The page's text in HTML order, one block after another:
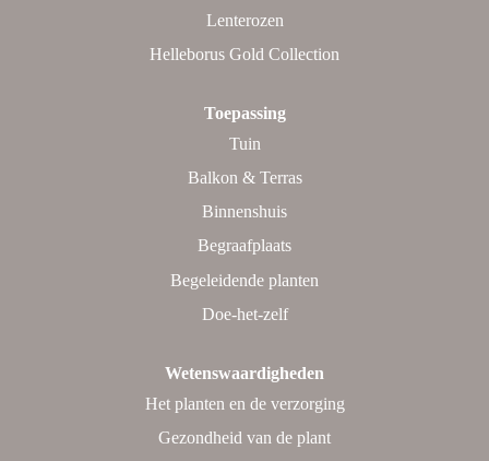
Lenterozen
Helleborus Gold Collection
Toepassing
Tuin
Balkon & Terras
Binnenshuis
Begraafplaats
Begeleidende planten
Doe-het-zelf
Wetenswaardigheden
Het planten en de verzorging
Gezondheid van de plant